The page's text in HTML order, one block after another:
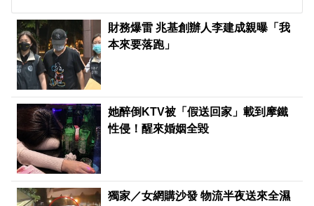
財務爆雷 兆基創辦人李建成親曝「我
本來要落跑」
她醉倒KTV被「假送回家」載到摩鐵
性侵！醒來婚姻全毀
獨家／女網購沙發 物流半夜送來全濕